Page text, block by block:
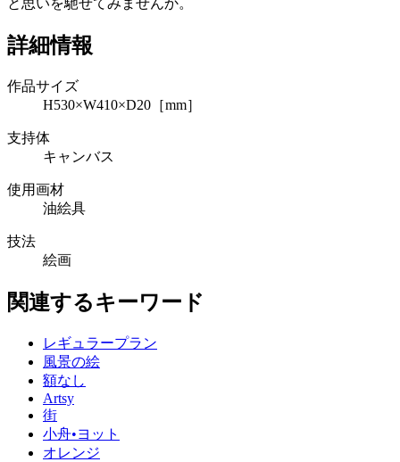
と思いを馳せてみませんか。
詳細情報
作品サイズ
H530×W410×D20［mm］
支持体
キャンバス
使用画材
油絵具
技法
絵画
関連するキーワード
レギュラープラン
風景の絵
額なし
Artsy
街
小舟•ヨット
オレンジ